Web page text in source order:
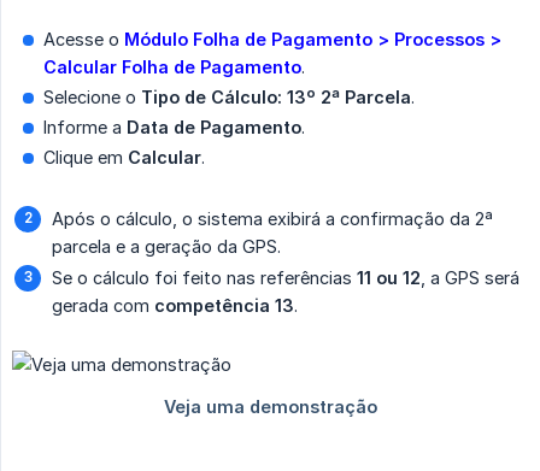
Acesse o Módulo Folha de Pagamento > Processos >
Calcular Folha de Pagamento.
Selecione o Tipo de Cálculo: 13º 2ª Parcela.
Informe a Data de Pagamento.
Clique em Calcular.
Após o cálculo, o sistema exibirá a confirmação da 2ª
parcela e a geração da GPS.
Se o cálculo foi feito nas referências 11 ou 12 , a GPS será
gerada com competência 13.